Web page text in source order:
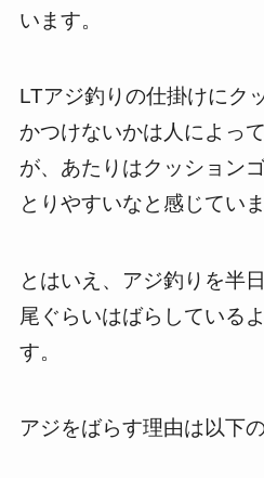
います。
LTアジ釣りの仕掛けにク
かつけないかは人によっ
が、あたりはクッション
とりやすいなと感じていま
とはいえ、アジ釣りを半
尾ぐらいはばらしている
す。
アジをばらす理由は以下